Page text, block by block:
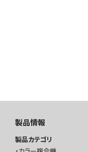
製品情報
製品カテゴリ